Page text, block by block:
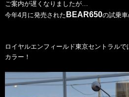
ご案内が遅くなりましたが…
今年4月に発売された BEAR650の試乗車
ロイヤルエンフィールド東京セントラル
カラー！